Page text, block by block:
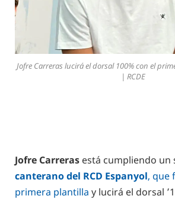
Jofre Carreras lucirá el dorsal 100% con el
| RCDE
Jofre Carreras está cumpliendo un
canterano del RCD Espanyol, que
primera plantilla y lucirá el dorsal